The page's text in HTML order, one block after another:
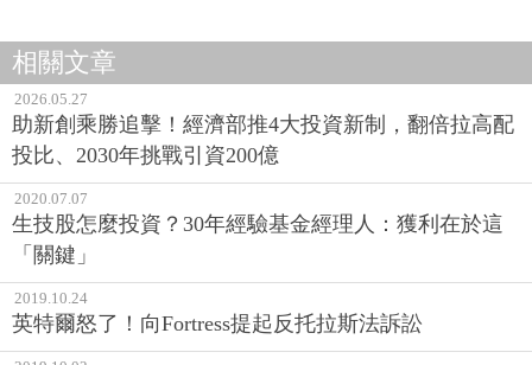
相關文章
2026.05.27
助新創乘勝追擊！經濟部推4大投資新制，翻倍拉高配
投比、2030年挑戰引資200億
2020.07.07
生技股怎麼投資？30年經驗基金經理人：獲利在於這
「關鍵」
2019.10.24
英特爾怒了！向Fortress提起反托拉斯法訴訟